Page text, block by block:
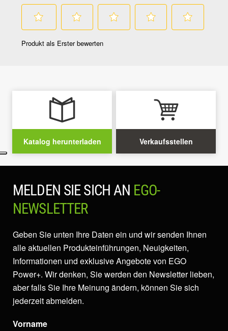
Katalog herunterladen Verkaufsstellen
MELDEN SIE SICH AN EGO-
NEWSLETTER
Geben Sie unten Ihre Daten ein und wir senden Ihnen
alle aktuellen Produkteinführungen, Neuigkeiten,
Informationen und exklusive Angebote von EGO
Power+. Wir denken, Sie werden den Newsletter lieben,
aber falls Sie Ihre Meinung ändern, können Sie sich
jederzeit abmelden.
Vorname